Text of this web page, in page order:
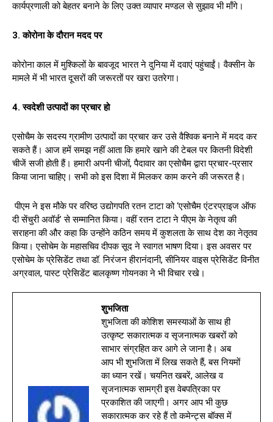
कार्यप्रणाली को बेहतर बनाने के लिए उक्त व्यापार मण्डल से सुझाव भी माँगे।
3. कोरोना के दौरान मदद पर
कोरोना काल में मुश्किलों के बावजूद भारत ने दुनिया में दवाएं पहुंचाईं। वैक्सीन के
मामले में भी भारत दूसरों की जरूरतों पर खरा उतरेगा।
4. स्वदेशी उत्पादों का प्रचार हो
एसोचैम के सदस्य ग्रामीण उत्पादों का प्रचार कर उसे वैश्विक बनाने में मदद कर
सकते हैं। आज हमें समझ नहीं आता कि हमारे खाने की टेबल पर कितनी विदेशी
चीजें सजी होती हैं। हमारी अपनी चीजों, पैदावार का एसोचैम द्वारा प्रचार-प्रसार
किया जाना चाहिए। सभी को इस दिशा में मिलकर काम करने की जरूरत है।
पीएम ने इस मौके पर वरिष्ठ उद्योगपति रतन टाटा को ‘एसोचैम एंटरप्राइज ऑफ
दी सेंचुरी अवॉर्ड’ से सम्मानित किया। वहीं रतन टाटा ने पीएम के नेतृत्व की
सराहना की और कहा कि उन्होंने कठिन समय में कुशलता के साथ देश का नेतृतव
किया। एसोचेम के महासचिव दीपक सूद ने स्वागत भाषण दिया। इस अवसर पर
एसोचेम के प्रेसिडेंट तथा डॉ. निरंजन हीरानंदानी, सीनियर वाइस प्रेसिडेंट विनीत
अग्रवाल, पास्ट प्रेसिडेंट बालकृष्ण गोयनका ने भी विचार रखे।
शुभजिता
शुभजिता की कोशिश समस्याओं के साथ ही
उत्कृष्ट सकारात्मक व सृजनात्मक खबरों को
साभार संग्रहित कर आगे ले जाना है। अब
आप भी शुभजिता में लिख सकते हैं, बस नियमों
का ध्यान रखें। चयनित खबरें, आलेख व
सृजनात्मक सामग्री इस वेबपत्रिका पर
प्रकाशित की जाएगी। अगर आप भी कुछ
सकारात्मक कर रहे हैं तो कमेन्ट्स बॉक्स में